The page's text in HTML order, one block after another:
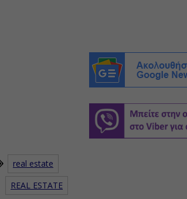
real estate
REAL ESTATE